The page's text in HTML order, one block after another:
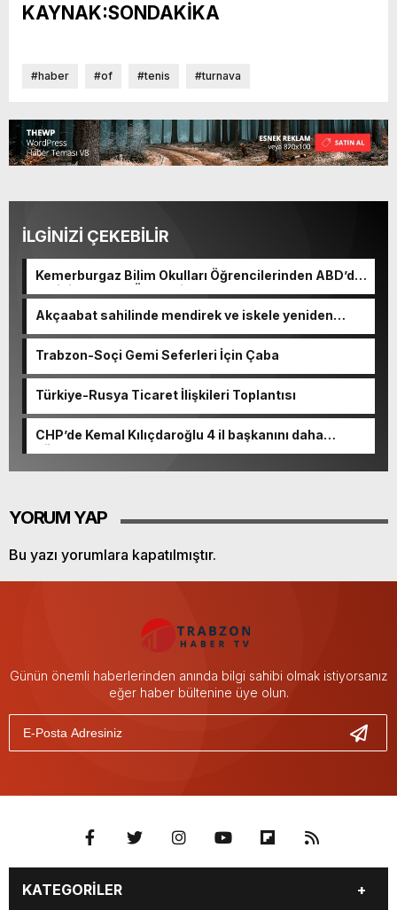
KAYNAK:SONDAKİKA
#haber #of #tenis #turnava
İLGİNİZİ ÇEKEBİLİR
Kemerburgaz Bilim Okulları Öğrencilerinden ABD’de
Tarihi Başarı: 6 Öğrenci 14 Madalya Kazandı
Akçaabat sahilinde mendirek ve iskele yeniden
Trabzon-Soçi Gemi Seferleri İçin Çaba
Türkiye-Rusya Ticaret İlişkileri Toplantısı
CHP’de Kemal Kılıçdaroğlu 4 il başkanını daha
görevden alacak
YORUM YAP
Bu yazı yorumlara kapatılmıştır.
Günün önemli haberlerinden anında bilgi sahibi olmak istiyorsanız
eğer haber bültenine üye olun.
KATEGORİLER